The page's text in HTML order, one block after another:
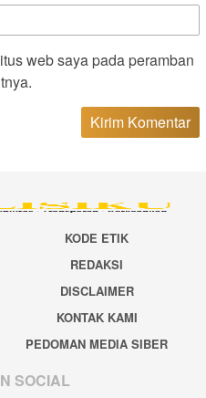
web saya pada peramban
KODE ETIK
REDAKSI
DISCLAIMER
KONTAK KAMI
PEDOMAN MEDIA SIBER
SOCIAL